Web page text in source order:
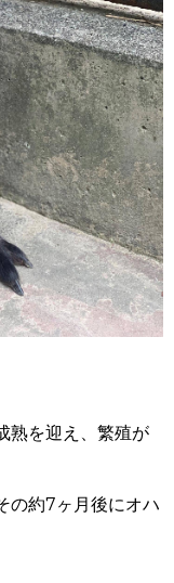
熟を迎え、繁殖が
の約7ヶ月後にオハ